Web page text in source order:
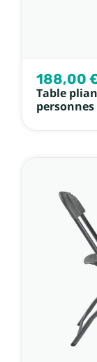
188,00
Table
personnes